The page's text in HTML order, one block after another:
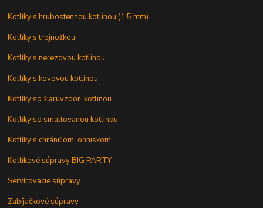
Kotlíky s hrubostennou kotlinou (1,5 mm)
Kotlíky s trojnožkou
Kotlíky s nerezovou kotlinou
Kotlíky s kovovou kotlinou
Kotlíky so žiaruvzdor. kotlinou
Kotlíky so smaltovanou kotlinou
Kotlíky s chráničom, ohniskom
Kotlíkové súpravy BIG PARTY
Servírovacie súpravy
Zabíjačkové súpravy